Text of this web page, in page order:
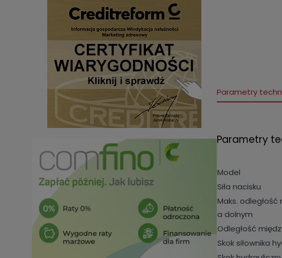
Parametry
Parametry
Model
Siła nacisku
Maks.
a dolnym
Odległość
Skok siłownika